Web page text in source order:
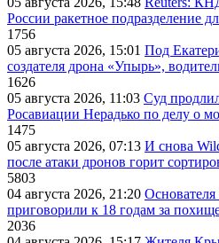
России ракетное подразделение
1756
05 августа 2026, 15:01 Под
создателя дрона «Упырь»,
1626
05 августа 2026, 11:03 Суд
Росавиации Нерадько по делу о
1475
05 августа 2026, 07:13 И снова
после атаки дронов горит
5803
04 августа 2026, 21:20
приговорили к 18 годам за
2036